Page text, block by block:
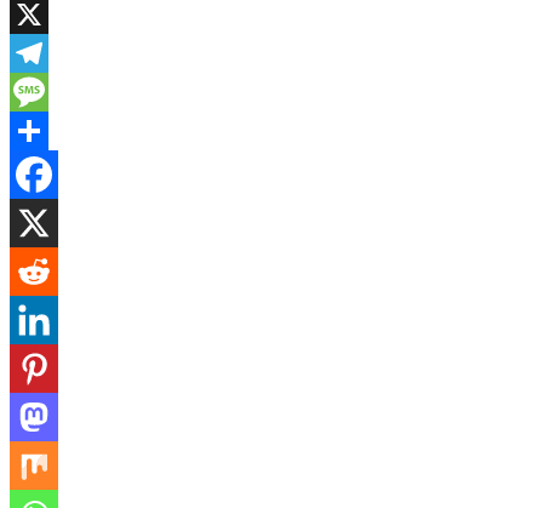
WhatsApp
X
Telegram
Message
Share